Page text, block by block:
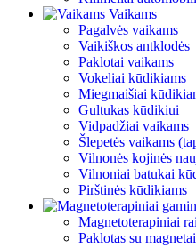
Vaikams
Pagalvės vaikams
Vaikiškos antklodės
Paklotai vaikams
Vokeliai kūdikiams
Miegmaišiai
Gultukas kūdikiui
Vidpadžiai vaikams
Šlepetės vaikams
Vilnonės kojinės
Vilnoniai batukai
Pirštinės kūdikiams
Magnetoterapiniai
Paklotas su